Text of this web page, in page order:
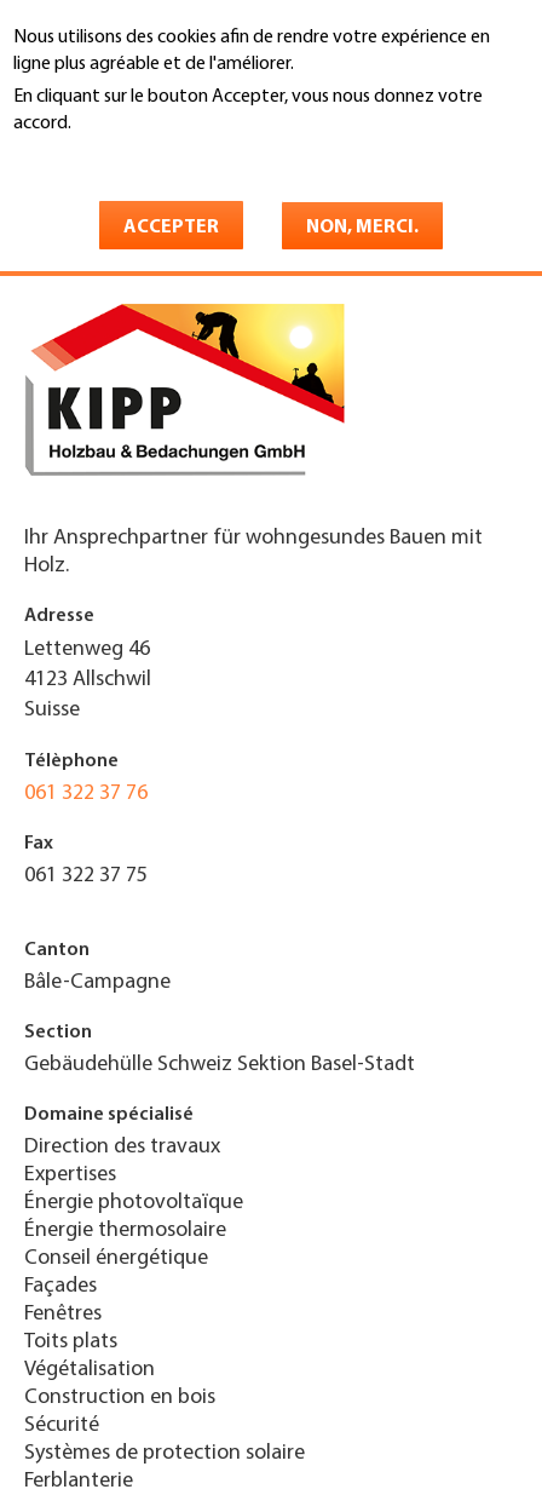
Nous utilisons des cookies afin de rendre votre expérience en
ligne plus agréable et de l'améliorer.
En cliquant sur le bouton Accepter, vous nous donnez votre
accord.
ACCEPTER NON, MERCI.
au
contenu
principal
Recherche
You
GmbH
Ihr Ansprechpartner für wohngesundes Bauen mit
Holz.
Adresse
Lettenweg 46
4123 Allschwil
Suisse
Télèphone
061 322 37 76
Fax
061 322 37 75
Canton
Bâle-Campagne
Section
Gebäudehülle Schweiz Sektion Basel-Stadt
Domaine spécialisé
Direction des travaux
Expertises
Énergie photovoltaïque
Énergie thermosolaire
Conseil énergétique
Façades
Fenêtres
Toits plats
Végétalisation
Construction en bois
Sécurité
Systèmes de protection solaire
Ferblanterie